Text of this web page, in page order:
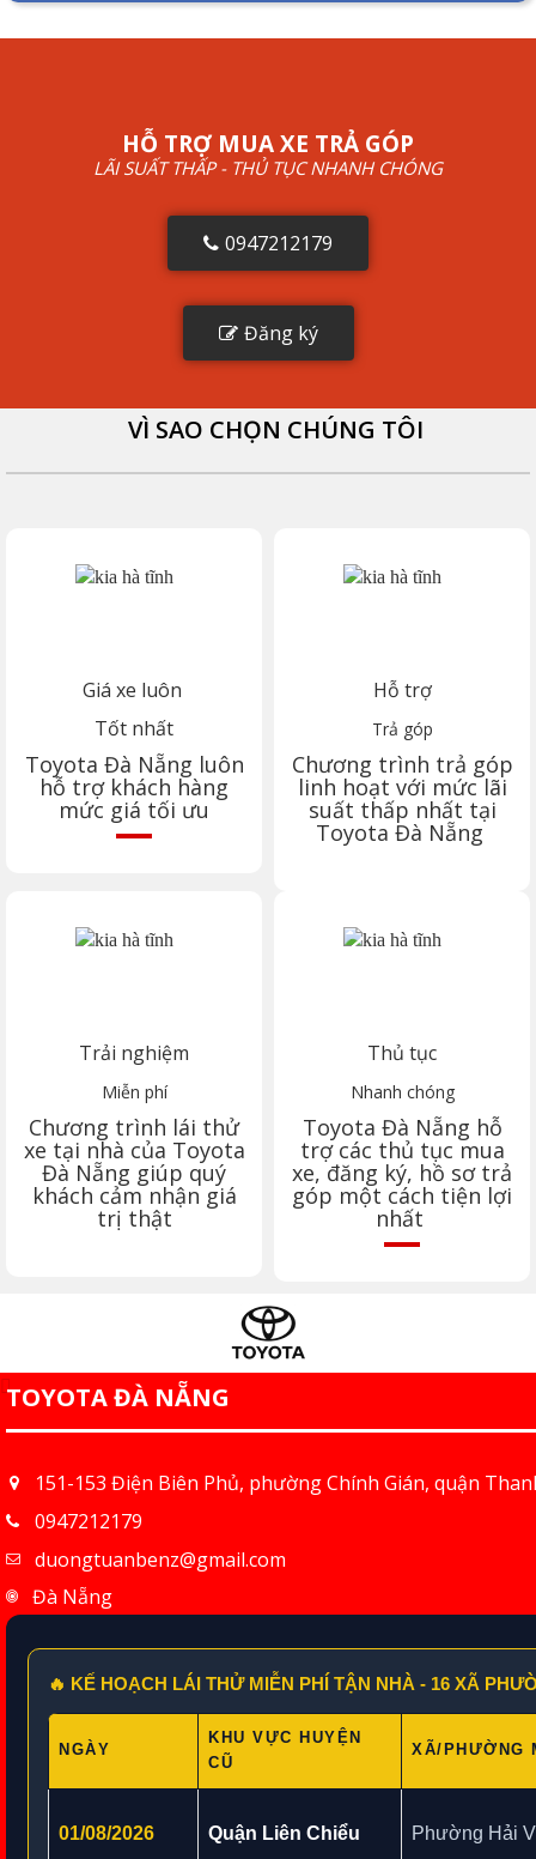
HỖ TRỢ MUA XE TRẢ GÓP
LÃI SUẤT THẤP - THỦ TỤC NHANH CHÓNG
0947212179
Đăng ký
VÌ SAO CHỌN CHÚNG TÔI
Giá xe luôn
Tốt nhất
Toyota Đà Nẵng luôn
hỗ trợ khách hàng
mức giá tối ưu
Hỗ trợ
Trả góp
Chương trình trả góp
linh hoạt với mức lãi
suất thấp nhất tại
Toyota Đà Nẵng
Trải nghiệm
Miễn phí
Chương trình lái thử
xe tại nhà của Toyota
Đà Nẵng giúp quý
khách cảm nhận giá
trị thật
Thủ tục
Nhanh chóng
Toyota Đà Nẵng hỗ
trợ các thủ tục mua
xe, đăng ký, hồ sơ trả
góp một cách tiện lợi
nhất
TOYOTA ĐÀ NẴNG
151-153 Điện Biên Phủ, phường Chính Gián, quận
0947212179
duongtuanbenz@gmail.com
Đà Nẵng
🔥 KẾ HOẠCH LÁI THỬ MIỄN PHÍ TẬN NHÀ - 16 XÃ
NGÀY
KHU VỰC HUYỆN
CŨ
XÃ/PHƯỜNG
01/08/2026 Quận Liên Chiểu Phường Hải